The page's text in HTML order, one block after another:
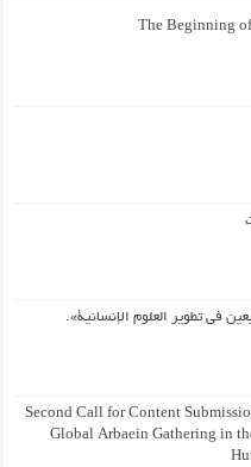
The Beginning
في تطوير العلوم الإنسانية».
Second Call for Content
Global Arbaein Gathering in